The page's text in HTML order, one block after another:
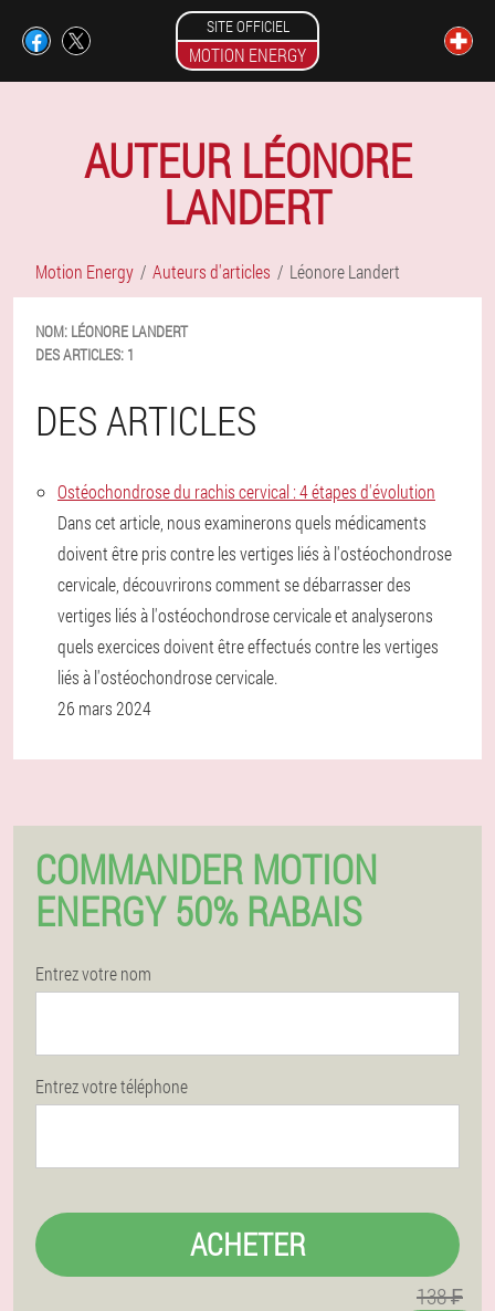
SITE OFFICIEL
MOTION ENERGY
AUTEUR LÉONORE
LANDERT
Motion Energy Auteurs d'articles Léonore Landert
NOM: LÉONORE LANDERT
DES ARTICLES: 1
DES ARTICLES
Ostéochondrose du rachis cervical : 4 étapes d'évolution
Dans cet article, nous examinerons quels médicaments
doivent être pris contre les vertiges liés à l'ostéochondrose
cervicale, découvrirons comment se débarrasser des
vertiges liés à l'ostéochondrose cervicale et analyserons
quels exercices doivent être effectués contre les vertiges
liés à l'ostéochondrose cervicale.
26 mars 2024
COMMANDER MOTION
ENERGY 50% RABAIS
Entrez votre nom
Entrez votre téléphone
ACHETER
138 ₣